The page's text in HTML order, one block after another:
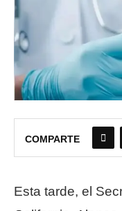
COMPARTE
Esta tarde, el